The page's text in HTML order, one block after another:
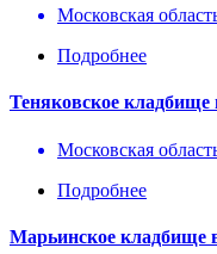
Московская
Подробнее
Теняковское
Московская
Подробнее
Марьинское кладбище